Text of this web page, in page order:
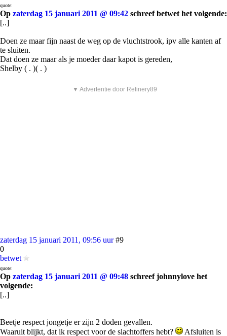
quote:
Op zaterdag 15 januari 2011 @ 09:42 schreef betwet het volgende:
[..]
Doen ze maar fijn naast de weg op de vluchtstrook, ipv alle kanten af
te sluiten.
Dat doen ze maar als je moeder daar kapot is gereden,
Shelby ( . )( . )
▼ Advertentie door Refinery89
zaterdag 15 januari 2011, 09:56 uur #9
0
betwet
quote:
Op zaterdag 15 januari 2011 @ 09:48 schreef johnnylove het
volgende:
[..]
Beetje respect jongetje er zijn 2 doden gevallen.
Waaruit blijkt, dat ik respect voor de slachtoffers hebt?
Afsluiten is